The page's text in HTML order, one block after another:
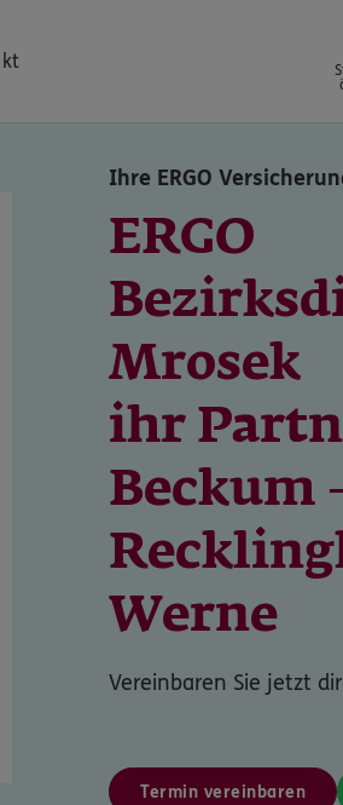
Ihre ERGO
ERGO
Mrosek
ihr
Beckum
Werne
Vereinbaren Sie jetzt
Termin vereinbaren